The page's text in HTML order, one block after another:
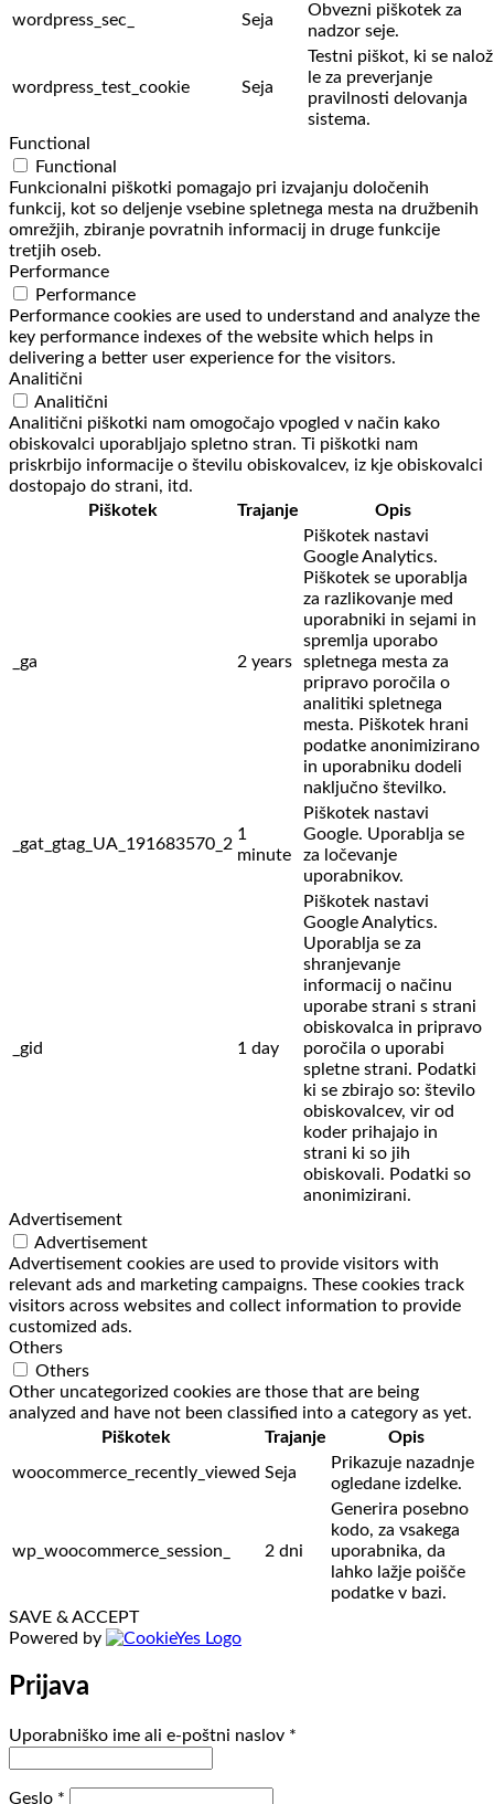
wordpress_sec_
Seja
Obvezni piškotek za
nadzor seje.
wordpress_test_cookie Seja
Testni piškot, ki se
le za preverjanje
pravilnosti delovanja
sistema.
Functional
Functional
Funkcionalni piškotki pomagajo pri izvajanju določenih
funkcij, kot so deljenje vsebine spletnega mesta na družbenih
omrežjih, zbiranje povratnih informacij in druge funkcije
tretjih oseb.
Performance
Performance
Performance cookies are used to understand and analyze the
key performance indexes of the website which helps in
delivering a better user experience for the visitors.
Analitični
Analitični
Analitični piškotki nam omogočajo vpogled v način kako
obiskovalci uporabljajo spletno stran. Ti piškotki nam
priskrbijo informacije o številu obiskovalcev, iz kje obiskovalci
dostopajo do strani, itd.
Piškotek
Trajanje Opis
_ga 2 years
Piškotek nastavi
Google Analytics.
Piškotek se uporablja
za razlikovanje med
uporabniki in sejami in
spremlja uporabo
spletnega mesta za
pripravo poročila o
analitiki spletnega
mesta. Piškotek hrani
podatke anonimizirano
in uporabniku dodeli
naključno številko.
_gat_gtag_UA_191683570_2
1
minute
Piškotek nastavi
Google. Uporablja se
za ločevanje
uporabnikov.
_gid 1 day
Piškotek nastavi
Google Analytics.
Uporablja se za
shranjevanje
informacij o načinu
uporabe strani s strani
obiskovalca in pripravo
poročila o uporabi
spletne strani. Podatki
ki se zbirajo so: število
obiskovalcev, vir od
koder prihajajo in
strani ki so jih
obiskovali. Podatki so
anonimizirani.
Advertisement
Advertisement
Advertisement cookies are used to provide visitors with
relevant ads and marketing campaigns. These cookies track
visitors across websites and collect information to provide
customized ads.
Others
Others
Other uncategorized cookies are those that are being
analyzed and have not been classified into a category as yet.
Piškotek
Trajanje
Opis
woocommerce_recently_viewed Seja
Prikazuje nazadnje
ogledane izdelke.
wp_woocommerce_session_ 2 dni
Generira posebno
kodo, za vsakega
uporabnika, da
lahko lažje poišče
podatke v bazi.
SAVE & ACCEPT
Powered by
Prijava
Uporabniško ime ali e-poštni naslov *
Geslo *